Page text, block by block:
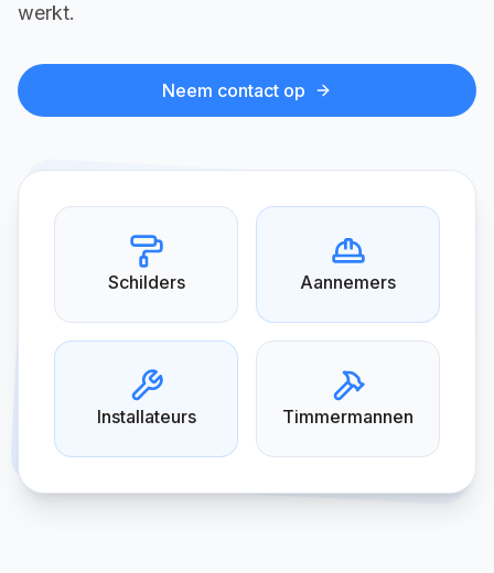
werkt.
Neem contact op
Schilders Aannemers
Installateurs Timmermannen